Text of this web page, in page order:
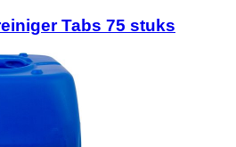
Tabs 75 stuks